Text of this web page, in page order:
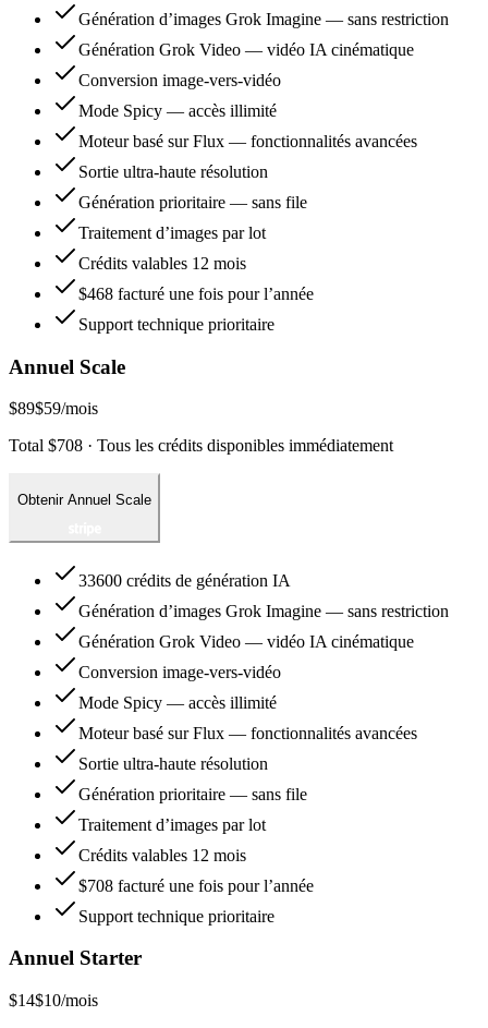
Génération d’images Grok Imagine — sans restriction
Génération Grok Video — vidéo IA cinématique
Conversion image-vers-vidéo
Mode Spicy — accès illimité
Moteur basé sur Flux — fonctionnalités avancées
Sortie ultra-haute résolution
Génération prioritaire — sans file
Traitement d’images par lot
Crédits valables 12 mois
$468 facturé une fois pour l’année
Support technique prioritaire
Annuel Scale
$89$59/mois
Total $708 · Tous les crédits disponibles immédiatement
Obtenir Annuel Scale
33600 crédits de génération IA
Génération d’images Grok Imagine — sans restriction
Génération Grok Video — vidéo IA cinématique
Conversion image-vers-vidéo
Mode Spicy — accès illimité
Moteur basé sur Flux — fonctionnalités avancées
Sortie ultra-haute résolution
Génération prioritaire — sans file
Traitement d’images par lot
Crédits valables 12 mois
$708 facturé une fois pour l’année
Support technique prioritaire
Annuel Starter
$14$10/mois